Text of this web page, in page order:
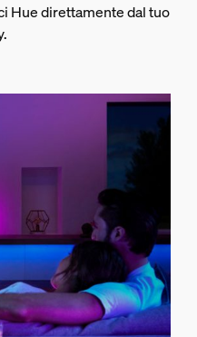
Hue direttamente dal tuo